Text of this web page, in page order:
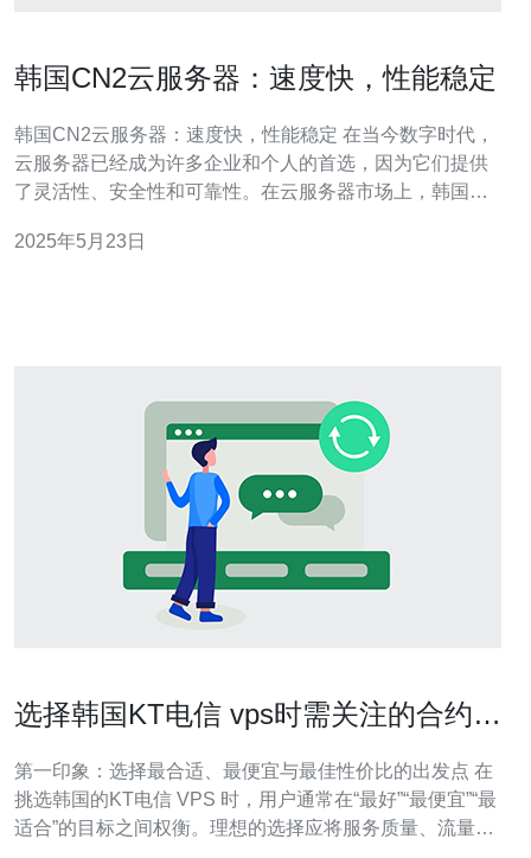
韩国CN2云服务器：速度快，性能稳定
韩国CN2云服务器：速度快，性能稳定 在当今数字时代，
云服务器已经成为许多企业和个人的首选，因为它们提供
了灵活性、安全性和可靠性。在云服务器市场上，韩国
韩国CN2云服务器以其卓越的网络连接速度而著称。CN2
2025年5月23日
选择韩国KT电信 vps时需关注的合约条
第一印象：选择最合适、最便宜与最佳性价比的出发点 在
挑选韩国的KT电信 VPS 时，用户通常在“最好”“最便宜”“最
适合”的目标之间权衡。理想的选择应将服务质量、流量计